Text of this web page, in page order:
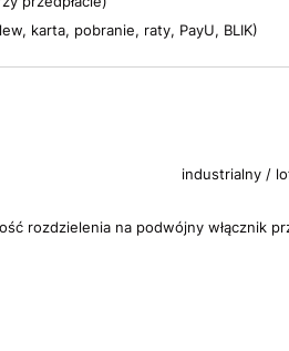
karta, pobranie, raty, PayU, BLIK)
industrialny /
rozdzielenia na podwójny włącznik